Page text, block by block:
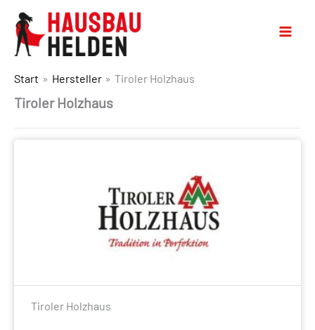
Start Hersteller Tiroler Holzhaus
Tiroler Holzhaus
Tiroler Holzhaus